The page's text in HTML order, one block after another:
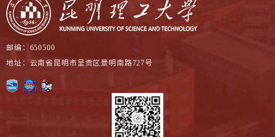
邮编：650500
地址：云南省昆明市呈贡区景明南路727号